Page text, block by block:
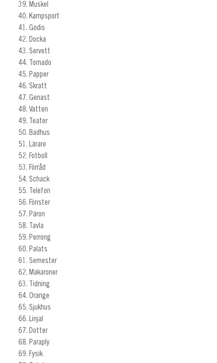
Muskel
Kampsport
Godis
Docka
Servett
Tornado
Papper
Skratt
Genast
Vatten
Teater
Badhus
Lärare
Fotboll
Förråd
Schack
Telefon
Fönster
Päron
Tavla
Perrong
Palats
Semester
Makaroner
Tidning
Orange
Sjukhus
Linjal
Dotter
Paraply
Fysik